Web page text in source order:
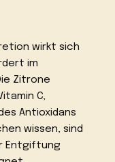
wirkt sich
im
Zitrone
C,
Antioxidans
wissen, sind
Entgiftung